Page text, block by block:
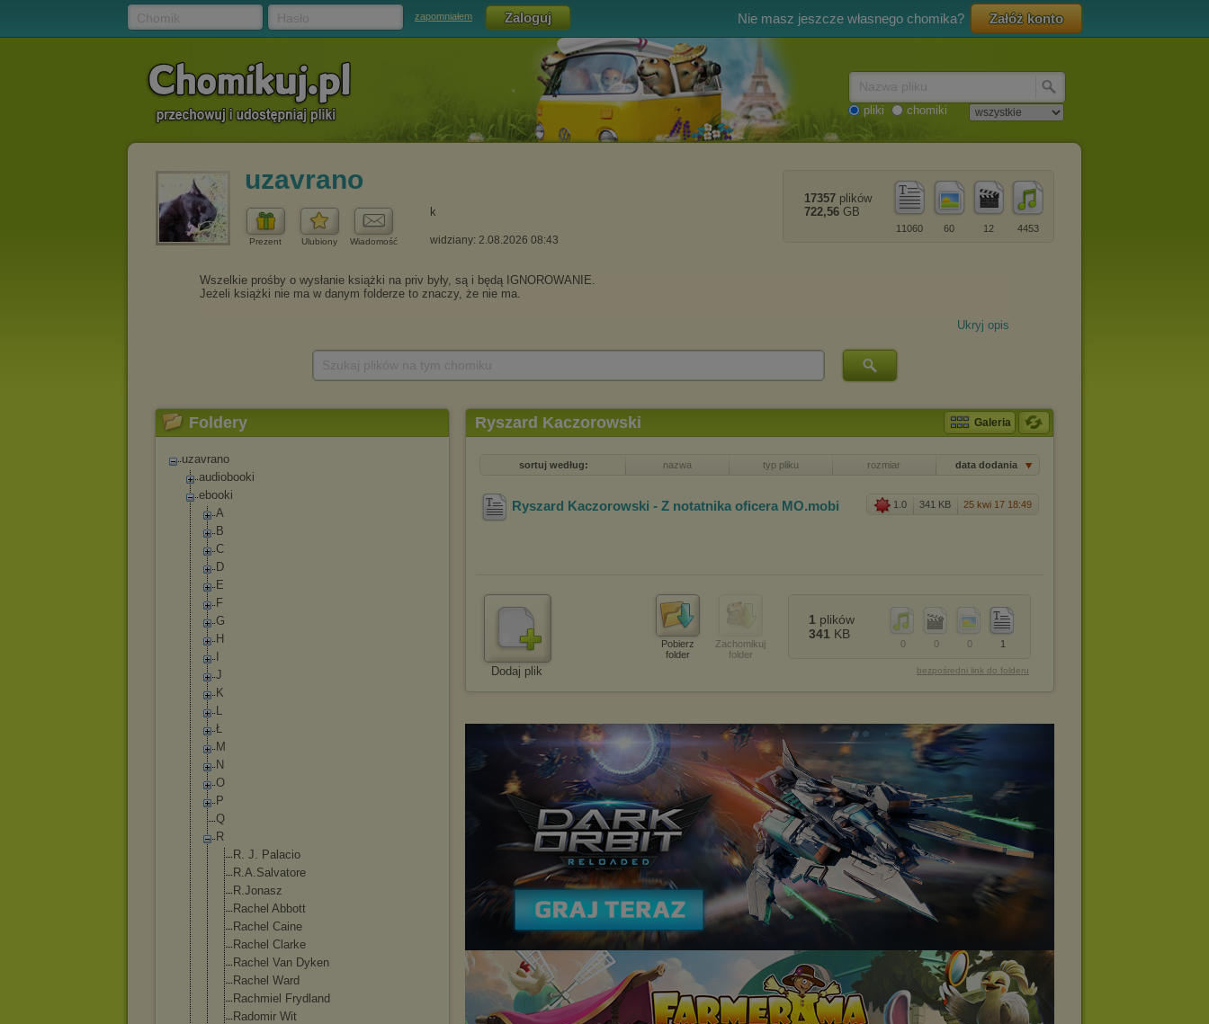
zapomniałem Nie masz jeszcze własnego chomika? Załóż konto
pliki chomiki
uzavrano
Prezent Ulubiony Wiadomość
k
widziany: 2.08.2026 08:43
4453
12
60
11060
17357 plików
722,56 GB
Ukryj opis
Foldery
uzavrano
audiobooki
ebooki
A
B
C
D
E
F
G
H
J
K
L
Ł
M
N
O
P
Q
R
R. J. Palacio
R.A.Salvatore
R.Jonasz
Rachel Abbott
Rachel Caine
Rachel Clarke
Rachel Van Dyken
Rachel Ward
Rachmiel Frydland
Radomir Wit
Ryszard Kaczorowski Galeria
sortuj według: nazwa typ pliku rozmiar data dodania
1.0 341 KB 25 kwi 17 18:49
Ryszard Kaczorowski - Z notatnika oficera MO.mobi
Dodaj plik
Pobierz
folder
Zachomikuj
folder
1
0
0
0
1 plików
341 KB
bezpośredni link do folderu